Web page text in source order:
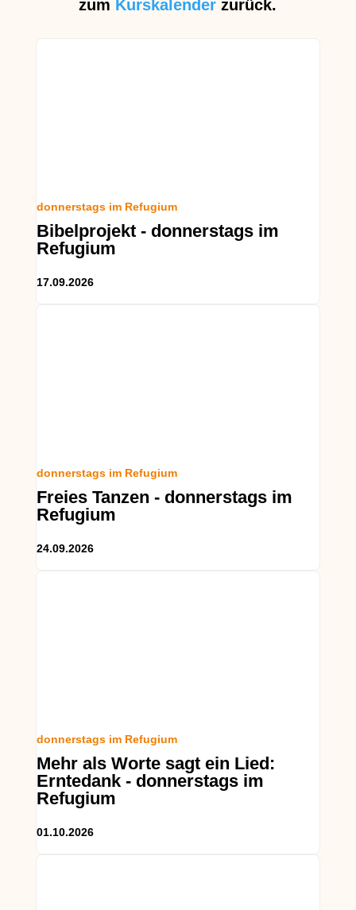
zum Kurskalender zurück.
donnerstags im Refugium
Bibelprojekt - donnerstags im
Refugium
17.09.2026
donnerstags im Refugium
Freies Tanzen - donnerstags im
Refugium
24.09.2026
donnerstags im Refugium
Mehr als Worte sagt ein Lied:
Erntedank - donnerstags im
Refugium
01.10.2026